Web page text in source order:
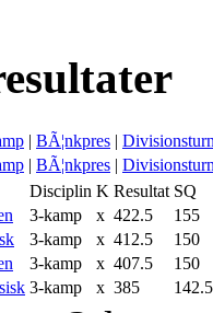
| BÃ¦nkpres |
| BÃ¦nkpres |
Disciplin K Resultat SQ
3-kamp x 422.5 155
3-kamp x 412.5 150
3-kamp x 407.5 150
3-kamp x 385 142.5